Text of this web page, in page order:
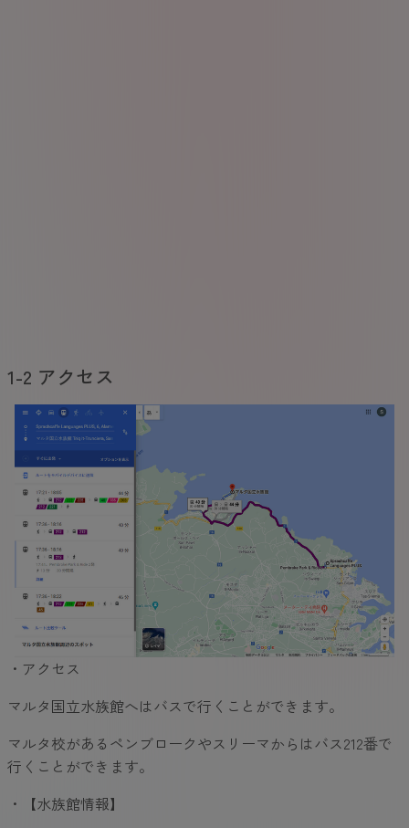
1-2 アクセス
・アクセス
マルタ国立水族館へはバスで行くことができます。
マルタ校があるペンブロークやスリーマからはバス212番で
行くことができます。
・【水族館情報】